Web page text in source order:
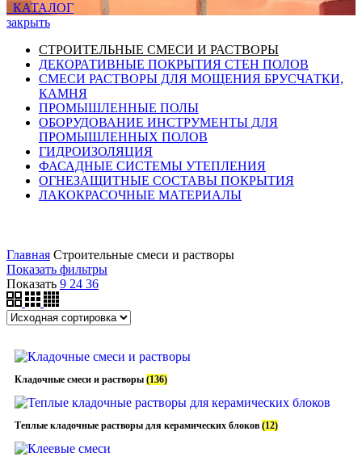
КАТАЛОГ
закрыть
СТРОИТЕЛЬНЫЕ СМЕСИ И РАСТВОРЫ
ДЕКОРАТИВНЫЕ ПОКРЫТИЯ СТЕН ПОЛОВ
СМЕСИ РАСТВОРЫ ДЛЯ МОЩЕНИЯ БРУСЧАТКИ,
КАМНЯ
ПРОМЫШЛЕННЫЕ ПОЛЫ
ОБОРУДОВАНИЕ ИНСТРУМЕНТЫ ДЛЯ
ПРОМЫШЛЕННЫХ ПОЛОВ
ГИДРОИЗОЛЯЦИЯ
ФАСАДНЫЕ СИСТЕМЫ УТЕПЛЕНИЯ
ОГНЕЗАЩИТНЫЕ СОСТАВЫ ПОКРЫТИЯ
ЛАКОКРАСОЧНЫЕ МАТЕРИАЛЫ
Главная Строительные смеси и растворы
Показать фильтры
Показать 9 24 36
Кладочные смеси и растворы (136)
Теплые кладочные растворы для керамических блоков (12)